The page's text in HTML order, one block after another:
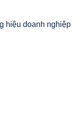
hiệu doanh nghiệp